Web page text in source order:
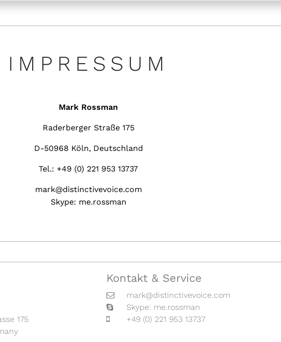
IMPRESSUM
Mark Rossman
Raderberger Straße 175
D-50968 Köln, Deutschland
Tel.: +49 (0) 221 953 13737
mark@distinctivevoice.com
Skype: me.rossman
175
Kontakt & Service
mark@distinctivevoice.com
Skype: me.rossman
+49 (0) 221 953 13737